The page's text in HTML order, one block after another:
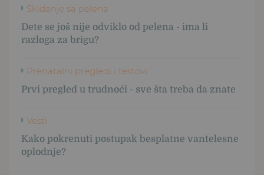
Skidanje sa pelena
Dete se još nije odviklo od pelena - ima li
razloga za brigu?
Prenatalni pregledi i testovi
Prvi pregled u trudnoći - sve šta treba da znate
Vesti
Kako pokrenuti postupak besplatne vantelesne
oplodnje?